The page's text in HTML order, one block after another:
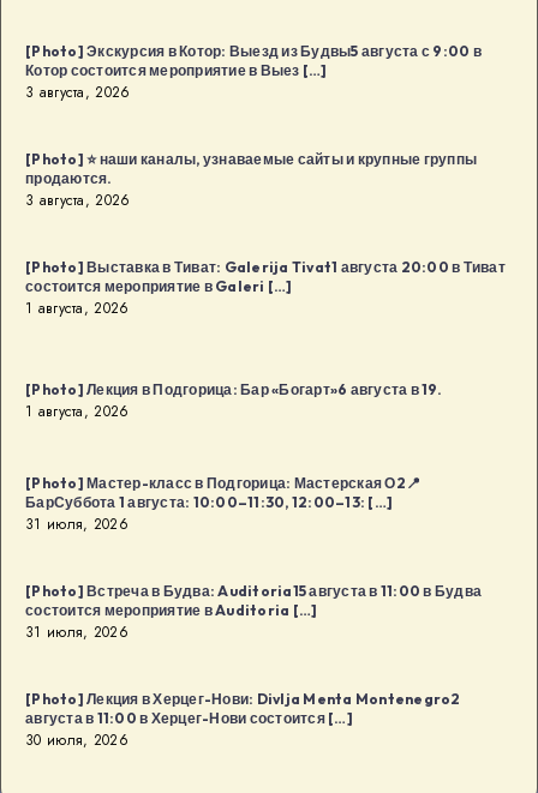
в
Будва:
Kaffa
августа
в
в
Будва
[…]
[Photo] Экскурсия в Котор: Выезд из Будвы5 августа с 9:00 в
Котор состоится мероприятие в Выез […]
3 августа, 2026
[Photo] ⭐️ наши каналы, узнаваемые сайты и крупные группы
продаются.
3 августа, 2026
[Photo] Выставка в Тиват: Galerija Tivat1 августа 20:00 в Тиват
состоится мероприятие в Galeri […]
1 августа, 2026
[Photo] Лекция в Подгорица: Бар «Богарт»6 августа в 19.
1 августа, 2026
[Photo] Мастер-класс в Подгорица: Мастерская О2📍
БарСуббота 1 августа: 10:00–11:30, 12:00–13: […]
31 июля, 2026
[Photo] Встреча в Будва: Auditoria15 августа в 11:00 в Будва
состоится мероприятие в Auditoria […]
31 июля, 2026
[Photo] Лекция в Херцег-Нови: Divlja Menta Montenegro2
августа в 11:00 в Херцег-Нови состоится […]
30 июля, 2026